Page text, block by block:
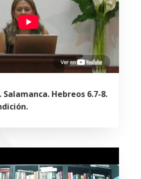
Hebreos 6.7-8.